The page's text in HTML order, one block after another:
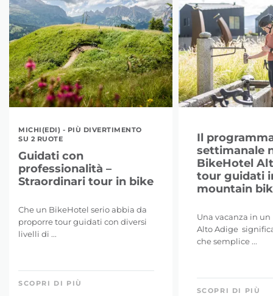
MICHI(EDI) - PIÙ DIVERTIMENTO
SU 2 RUOTE
Guidati con
professionalità –
Straordinari tour in bike
Che un BikeHotel serio abbia da
proporre tour guidati con diversi
livelli di ...
SCOPRI DI PIÙ
Il
settimanale
BikeHotel
tour guidati
mountain
Una vacanza in
Alto Adige
che semplice ...
SCOPRI DI PIÙ